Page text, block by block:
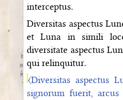
interceptus.
Diversitas aspectus
et Luna in simili
diversitate aspectus
qui relinquitur.
〈Diversitas
signorum fuerit,